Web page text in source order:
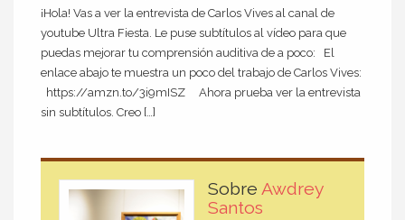
¡Hola! Vas a ver la entrevista de Carlos Vives al canal de
youtube Ultra Fiesta. Le puse subtítulos al vídeo para que
puedas mejorar tu comprensión auditiva de a poco: El
enlace abajo te muestra un poco del trabajo de Carlos Vives:
https://amzn.to/3i9mISZ Ahora prueba ver la entrevista
sin subtítulos. Creo […]
Sobre Awdrey
Santos